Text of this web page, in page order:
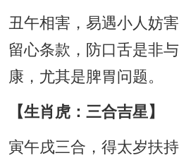
丑午相害，易遇小人妨
留心条款，防口舌是非
康，尤其是脾胃问题。
【生肖虎：三合吉星】
寅午戌三合，得太岁扶